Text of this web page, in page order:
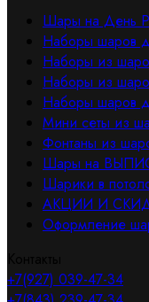
Шары на День
Наборы шаров
Наборы из
Наборы из
Наборы шаров
Мини сеты из
Фонтаны из
Шары на
Шарики в
АКЦИИ И
Оформление
+7(927) 039-47-34